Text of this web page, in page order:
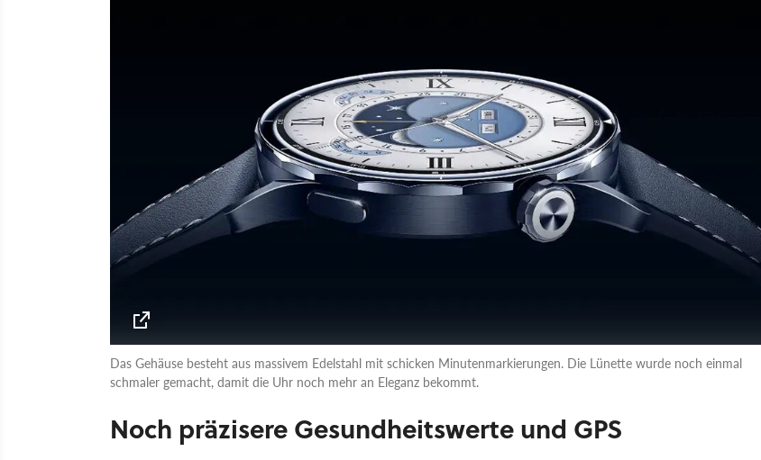
Das Gehäuse besteht aus massivem Edelstahl mit schicken Minutenmarkierungen. Die Lünette wurde noch einmal
schmaler gemacht, damit die Uhr noch mehr an Eleganz bekommt.
Noch präzisere Gesundheitswerte und GPS